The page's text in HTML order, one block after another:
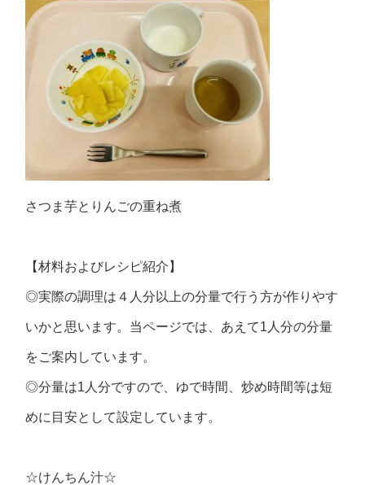
さつま芋とりんごの重ね煮
【材料およびレシピ紹介】
◎実際の調理は４人分以上の分量で行う方が作りやす
いかと思います。当ページでは、あえて1人分の分量
をご案内しています。
◎分量は1人分ですので、ゆで時間、炒め時間等は短
めに目安として設定しています。
☆けんちん汁☆